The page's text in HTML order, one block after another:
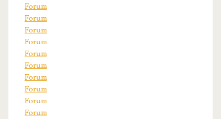
Forum
Forum
Forum
Forum
Forum
Forum
Forum
Forum
Forum
Forum